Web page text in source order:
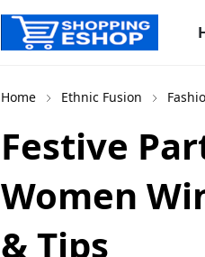
Home Ethnic Fusion
Festive
Women
& Tips